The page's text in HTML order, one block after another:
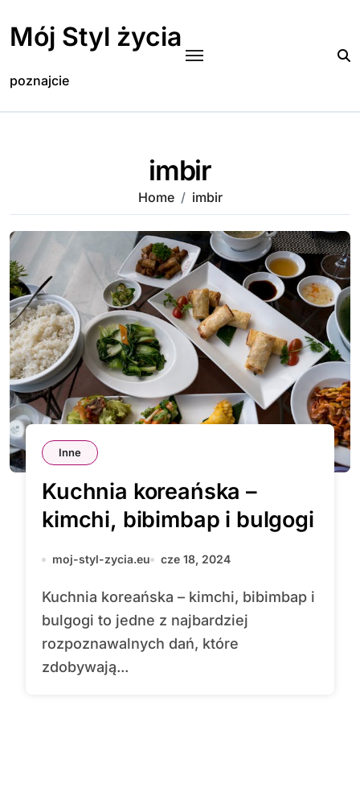
content
Mój Styl życia
poznajcie
imbir
Home imbir
Inne
Kuchnia koreańska –
kimchi, bibimbap i bulgogi
moj-styl-zycia.eu cze 18, 2024
Kuchnia koreańska – kimchi, bibimbap i
bulgogi to jedne z najbardziej
rozpoznawalnych dań, które
zdobywają...